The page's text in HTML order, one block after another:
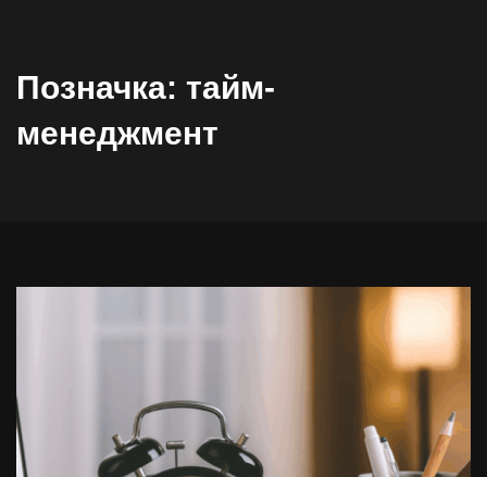
Позначка: тайм-
менеджмент